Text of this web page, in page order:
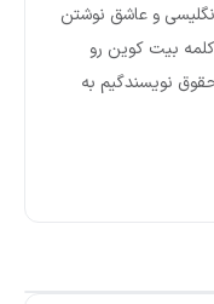
و عاشق نوشتن
اونجایی کلمه بیت کوین رو
نویسندگیم به